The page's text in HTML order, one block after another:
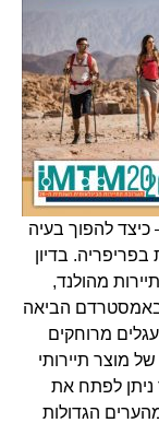
להפוך בעיה
בדיון
מהולנד,
הביאה
מרוחקים
תיירותי
לפתח את
הגדולות